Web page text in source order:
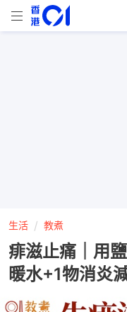
生活 教煮
痱滋止痛｜用
暖水+1物消炎